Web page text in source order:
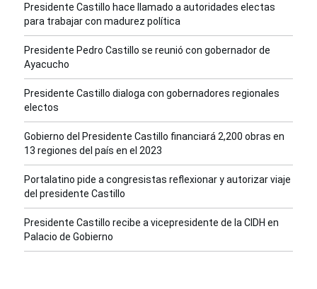
Presidente Castillo hace llamado a autoridades electas
para trabajar con madurez política
Presidente Pedro Castillo se reunió con gobernador de
Ayacucho
Presidente Castillo dialoga con gobernadores regionales
electos
Gobierno del Presidente Castillo financiará 2,200 obras en
13 regiones del país en el 2023
Portalatino pide a congresistas reflexionar y autorizar viaje
del presidente Castillo
Presidente Castillo recibe a vicepresidente de la CIDH en
Palacio de Gobierno